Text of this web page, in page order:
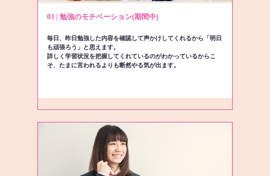
03 | 勉強のモチベーション(期間中)
毎日、昨日勉強した内容を確認して声かけしてくれるから「明日
も頑張ろう」と思えます。
詳しく学習状況を把握してくれているのがわかっているからこ
そ、たまに言われるよりも断然やる気が出ます。